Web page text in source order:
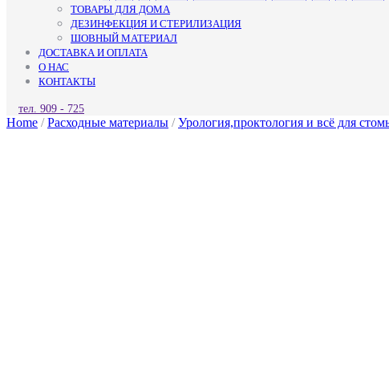
ТОВАРЫ ДЛЯ ДОМА
ДЕЗИНФЕКЦИЯ И СТЕРИЛИЗАЦИЯ
ШОВНЫЙ МАТЕРИАЛ
ДОСТАВКА И ОПЛАТА
О НАС
КОНТАКТЫ
КНОПКА
ЗАКРЫТЬ
тел. 909 - 725
Home /Расходные материалы /Урология,проктология и всё для